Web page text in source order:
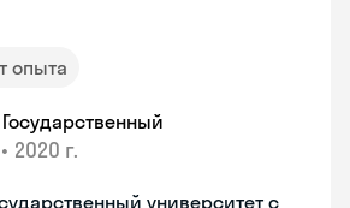
опыта
• 2020 г.
университет с